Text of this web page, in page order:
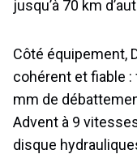
jusqu’à 70 km
Côté équipement,
cohérent et fiable :
mm de
Advent à 9
disque